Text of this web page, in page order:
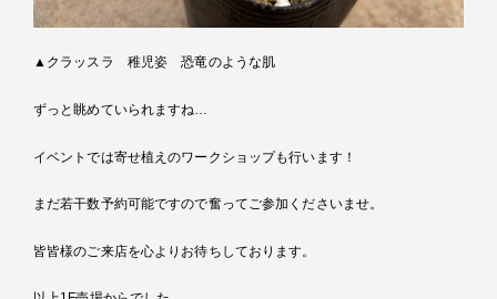
▲クラッスラ 稚児姿 恐竜のような肌
ずっと眺めていられますね…
イベントでは寄せ植えのワークショップも行います！
まだ若干数予約可能ですので奮ってご参加くださいませ。
皆皆様のご来店を心よりお待ちしております。